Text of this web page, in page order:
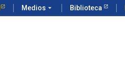
Medios arrow_drop_down Biblioteca